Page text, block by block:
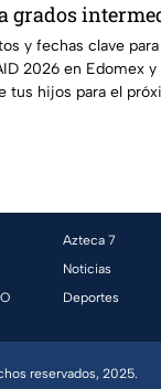
grados
para
y fechas clave para
2026 en Edomex y
tus hijos para el
Azteca 7
Noticias
Deportes
reservados, 2025.